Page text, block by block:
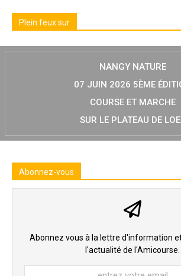
Plein feux sur
NANGY NATURE
07 JUIN 2026 5ÈME
COURSE ET MARCHE
SUR LE PLATEAU DE
Abonnez-vous
Abonnez vous à la lettre d'information
l'actualité de l'Amicourse.